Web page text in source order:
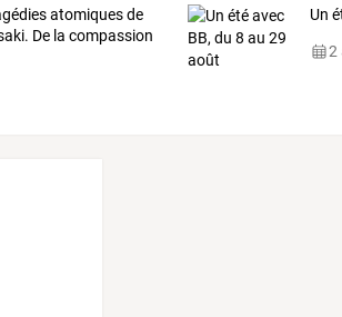
atomiquesde
Dela compassion
Un
2